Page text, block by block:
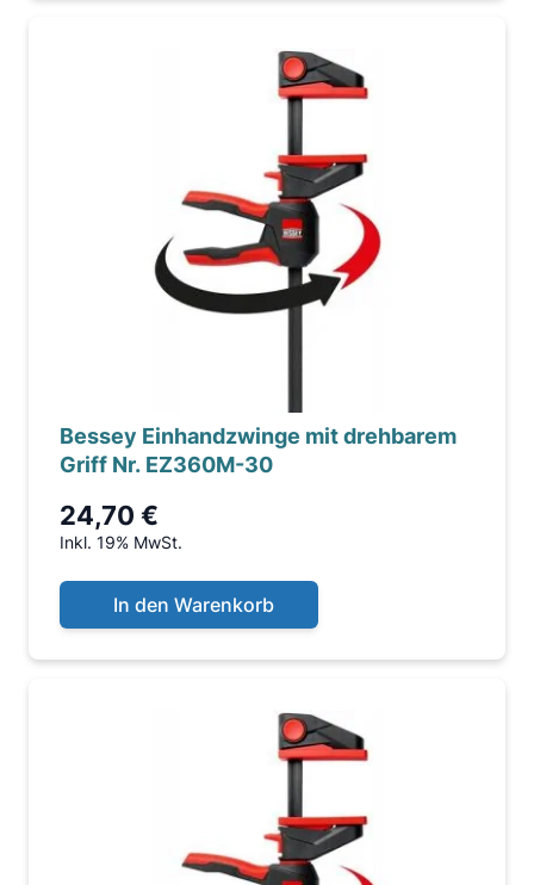
Bessey Einhandzwinge mit drehbarem
Griff Nr. EZ360M-30
24,70 €
Inkl. 19% MwSt.
In den Warenkorb